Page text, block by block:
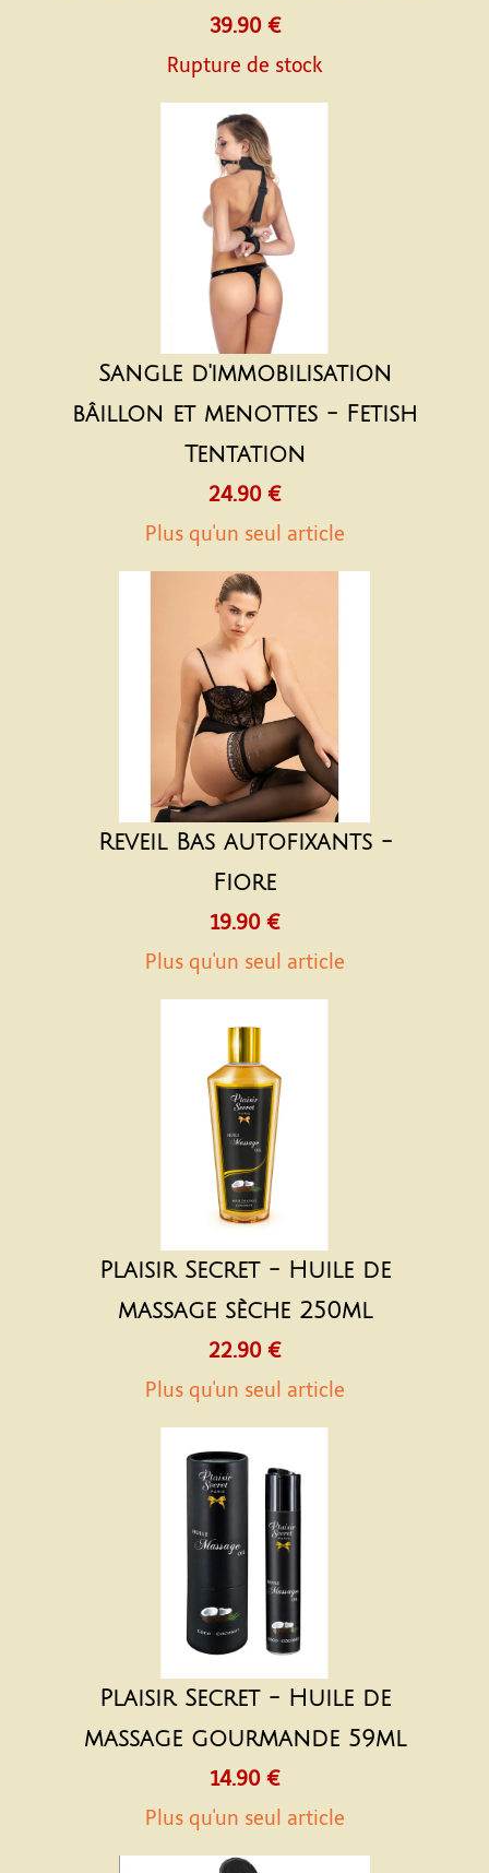
39.90 €
Rupture de stock
Sangle d'immobilisation
bâillon et menottes - Fetish
Tentation
24.90 €
Plus qu'un seul article
Reveil Bas autofixants -
Fiore
19.90 €
Plus qu'un seul article
Plaisir Secret - Huile de
massage sèche 250ml
22.90 €
Plus qu'un seul article
Plaisir Secret - Huile de
massage gourmande 59ml
14.90 €
Plus qu'un seul article